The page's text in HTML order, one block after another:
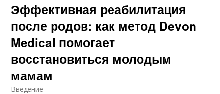
Эффективная реабилитация
после родов: как метод Devon
Medical помогает
восстановиться молодым
мамам
Введение